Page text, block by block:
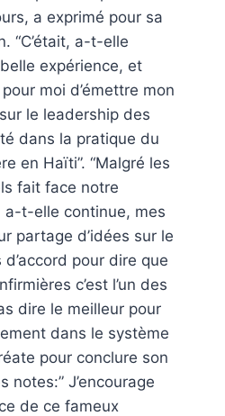
a exprimé pour sa
“C’était, a-t-elle
expérience, et
moi d’émettre mon
le leadership des
dans la pratique du
en Haïti”. “Malgré les
fait face notre
a-t-elle continue, mes
partage d’idées sur le
pour dire que
c’est l’un des
dire le meilleur pour
dans le système
pour conclure son
notes:” J’encourage
de ce fameux